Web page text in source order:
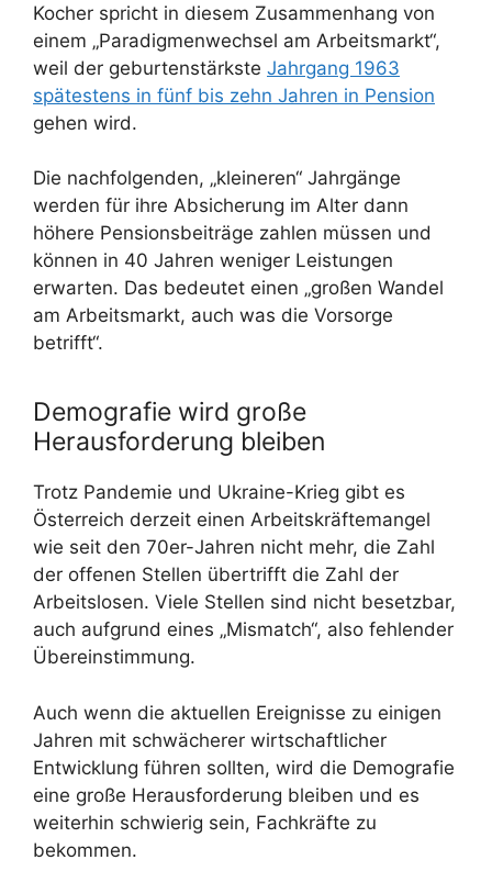
Kocher spricht in diesem Zusammenhang von
einem „Paradigmenwechsel am Arbeitsmarkt“,
weil der geburtenstärkste Jahrgang 1963
spätestens in fünf bis zehn Jahren in Pension
gehen wird.
Die nachfolgenden, „kleineren“ Jahrgänge
werden für ihre Absicherung im Alter dann
höhere Pensionsbeiträge zahlen müssen und
können in 40 Jahren weniger Leistungen
erwarten. Das bedeutet einen „großen Wandel
am Arbeitsmarkt, auch was die Vorsorge
betrifft“.
Demografie wird große
Herausforderung bleiben
Trotz Pandemie und Ukraine-Krieg gibt es
Österreich derzeit einen Arbeitskräftemangel
wie seit den 70er-Jahren nicht mehr, die Zahl
der offenen Stellen übertrifft die Zahl der
Arbeitslosen. Viele Stellen sind nicht besetzbar,
auch aufgrund eines „Mismatch“, also fehlender
Übereinstimmung.
Auch wenn die aktuellen Ereignisse zu einigen
Jahren mit schwächerer wirtschaftlicher
Entwicklung führen sollten, wird die Demografie
eine große Herausforderung bleiben und es
weiterhin schwierig sein, Fachkräfte zu
bekommen.